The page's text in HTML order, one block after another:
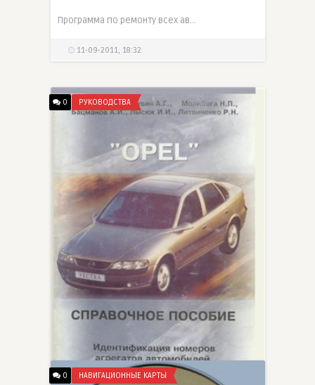
Программа по ремонту всех автомобилей Opel, Vauxhall и Chevrolet
11-09-2011, 18:32
0 РУКОВОДСТВА
0 НАВИГАЦИОННЫЕ КАРТЫ